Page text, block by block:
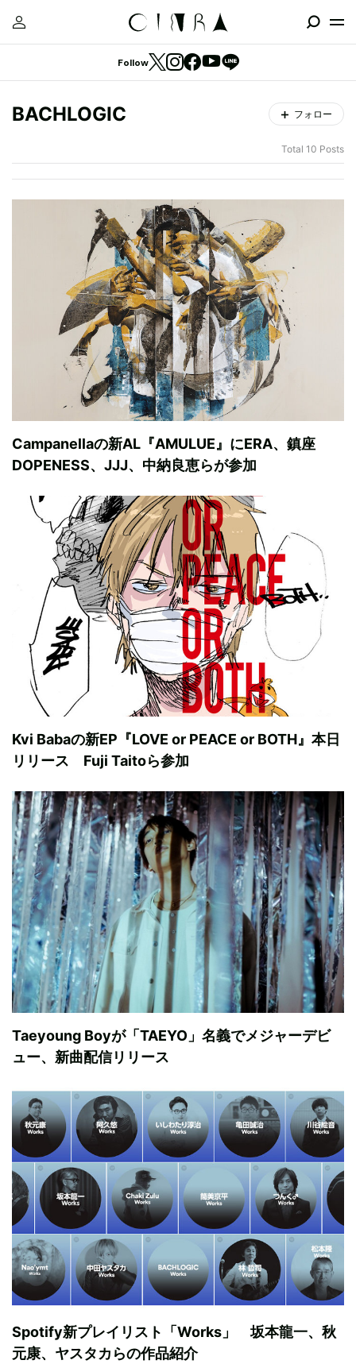
Follow
BACHLOGIC フォロー
Total 10 Posts
Campanellaの新AL『AMULUE』にERA、鎮座
DOPENESS、JJJ、中納良恵らが参加
Kvi Babaの新EP『LOVE or PEACE or BOTH』本日
リリース Fuji Taitoら参加
Taeyoung Boyが「TAEYO」名義でメジャーデビ
ュー、新曲配信リリース
Spotify新プレイリスト「Works」 坂本龍一、秋
元康、ヤスタカらの作品紹介